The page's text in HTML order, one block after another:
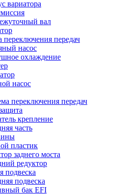
вариатора
вал
переключения передач
насос
охлаждение
насос
переключения передач
крепление
часть
пластик
заднего моста
редуктор
подвеска
подвеска
бак EFI